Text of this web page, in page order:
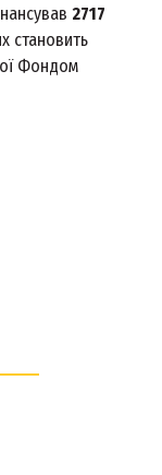
2717
становить
Фондом